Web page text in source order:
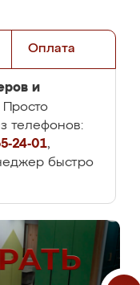
Оплата
и
телефонов:
24-01,
быстро